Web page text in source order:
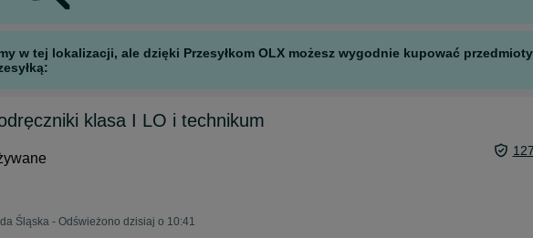
w tej lokalizacji, ale dzięki Przesyłkom OLX możesz wygodnie kupować
klasa I LO i technikum
Śląska - Odświeżono dzisiaj o 10:41